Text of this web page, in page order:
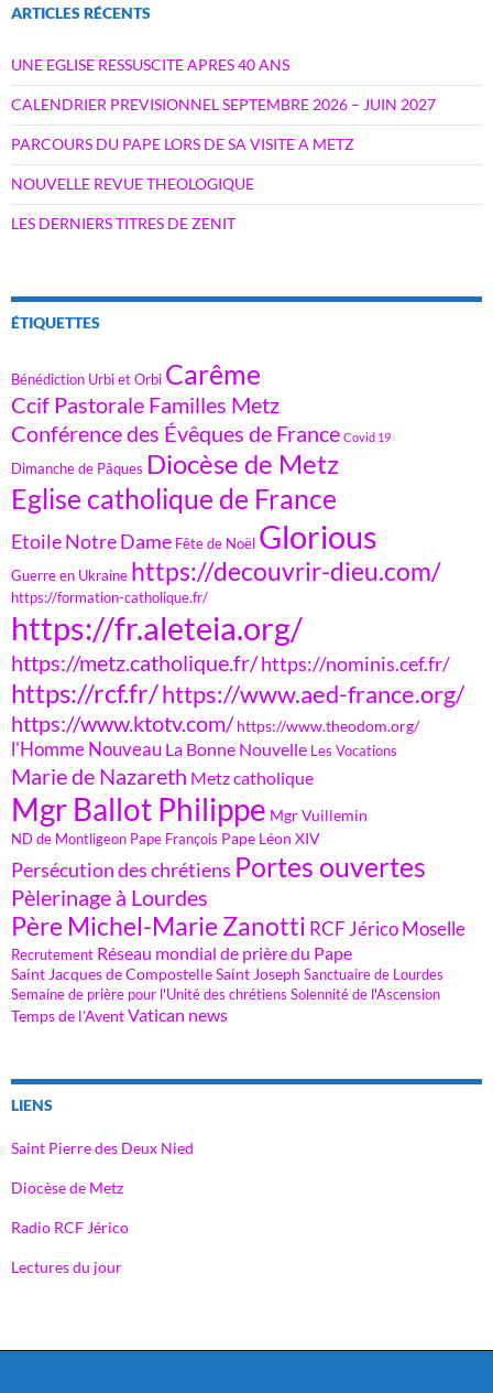
ARTICLES RÉCENTS
UNE EGLISE RESSUSCITE APRES 40 ANS
CALENDRIER PREVISIONNEL SEPTEMBRE 2026 – JUIN 2027
PARCOURS DU PAPE LORS DE SA VISITE A METZ
NOUVELLE REVUE THEOLOGIQUE
LES DERNIERS TITRES DE ZENIT
ÉTIQUETTES
Bénédiction Urbi et Orbi Carême
Ccif Pastorale Familles Metz
Conférence des Évêques de France Covid 19
Dimanche de Pâques Diocèse de Metz
Eglise catholique de France
Etoile Notre Dame Fête de Noël Glorious
Guerre en Ukraine https://decouvrir-dieu.com/
https://formation-catholique.fr/
https://fr.aleteia.org/
https://metz.catholique.fr/https://nominis.cef.fr/
https://rcf.fr/https://www.aed-france.org/
https://www.ktotv.com/ https://www.theodom.org/
l'Homme Nouveau La Bonne Nouvelle Les Vocations
Marie de Nazareth Metz catholique
Mgr Ballot Philippe Mgr Vuillemin
ND de Montligeon Pape François Pape Léon XIV
Persécution des chrétiens Portes ouvertes
Pèlerinage à Lourdes
Père Michel-Marie Zanotti RCF Jérico Moselle
Recrutement Réseau mondial de prière du Pape
Saint Jacques de CompostelleSaint Joseph Sanctuaire de Lourdes
Semaine de prière pour l'Unité des chrétiens Solennité de l'Ascension
Temps de l'AventVatican news
LIENS
Saint Pierre des Deux Nied
Diocèse de Metz
Radio RCF Jérico
Lectures du jour